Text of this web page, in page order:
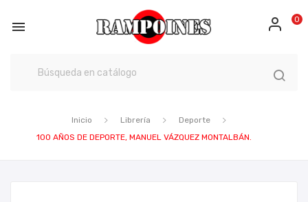
 0
Inicio Librería
Deporte
100 AÑOS DE DEPORTE, MANUEL VÁZQUEZ MONTALBÁN.